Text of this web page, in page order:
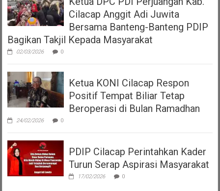
Cilacap Anggit Adi Juwita
Bersama Banteng-Banteng PDIP
Bagikan Takjil Kepada Masyarakat
02/03/2026 0
Ketua KONI Cilacap Respon
Positif Tempat Biliar Tetap
Beroperasi di Bulan Ramadhan
24/02/2026 0
PDIP Cilacap Perintahkan Kader
Turun Serap Aspirasi Masyarakat
17/02/2026 0